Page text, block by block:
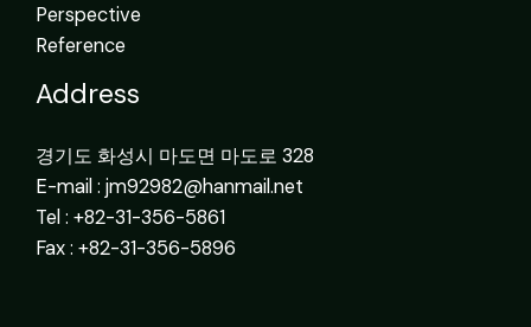
Perspective
Reference
Address
경기도 화성시 마도면 마도로 328
E-mail : jm92982@hanmail.net
Tel : +82-31-356-5861
Fax : +82-31-356-5896